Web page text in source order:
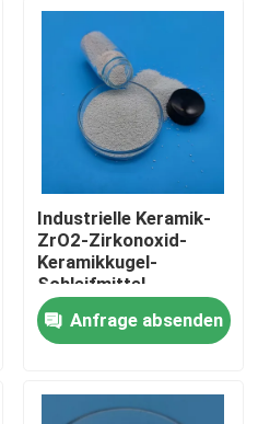
Industrielle Keramik-
ZrO2-Zirkonoxid-
Keramikkugel-
Schleifmittel,
Zirkonium-
Silikatperlen
Anfrage absenden